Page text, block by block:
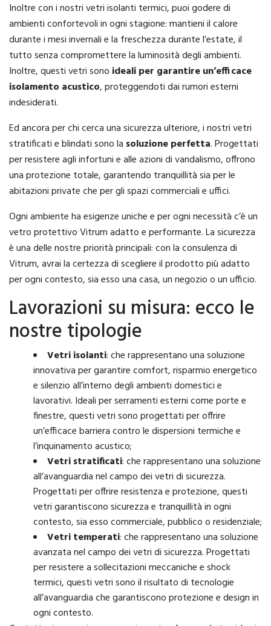
Inoltre con i nostri vetri isolanti termici, puoi godere di
ambienti confortevoli in ogni stagione: mantieni il calore
durante i mesi invernali e la freschezza durante l’estate, il
tutto senza compromettere la luminosità degli ambienti.
Inoltre, questi vetri sono ideali per garantire un’efficace
isolamento acustico, proteggendoti dai rumori esterni
indesiderati.
Ed ancora per chi cerca una sicurezza ulteriore, i nostri vetri
stratificati e blindati sono la soluzione perfetta. Progettati
per resistere agli infortuni e alle azioni di vandalismo, offrono
una protezione totale, garantendo tranquillità sia per le
abitazioni private che per gli spazi commerciali e uffici.
Ogni ambiente ha esigenze uniche e per ogni necessità c’è un
vetro protettivo Vitrum adatto e performante. La sicurezza
è una delle nostre priorità principali: con la consulenza di
Vitrum, avrai la certezza di scegliere il prodotto più adatto
per ogni contesto, sia esso una casa, un negozio o un ufficio.
Lavorazioni su misura: ecco le
nostre tipologie
Vetri isolanti: che rappresentano una soluzione
innovativa per garantire comfort, risparmio energetico
e silenzio all’interno degli ambienti domestici e
lavorativi. Ideali per serramenti esterni come porte e
finestre, questi vetri sono progettati per offrire
un’efficace barriera contro le dispersioni termiche e
l’inquinamento acustico;
Vetri stratificati: che rappresentano una soluzione
all’avanguardia nel campo dei vetri di sicurezza.
Progettati per offrire resistenza e protezione, questi
vetri garantiscono sicurezza e tranquillità in ogni
contesto, sia esso commerciale, pubblico o residenziale;
Vetri temperati: che rappresentano una soluzione
avanzata nel campo dei vetri di sicurezza. Progettati
per resistere a sollecitazioni meccaniche e shock
termici, questi vetri sono il risultato di tecnologie
all’avanguardia che garantiscono protezione e design in
ogni contesto.